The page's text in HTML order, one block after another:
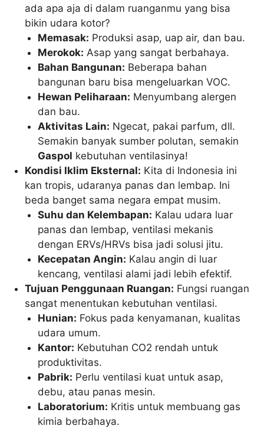
ada apa aja di dalam ruanganmu yang bisa
bikin udara kotor?
Memasak: Produksi asap, uap air, dan bau.
Merokok: Asap yang sangat berbahaya.
Bahan Bangunan: Beberapa bahan
bangunan baru bisa mengeluarkan VOC.
Hewan Peliharaan: Menyumbang alergen
dan bau.
Aktivitas Lain: Ngecat, pakai parfum, dll.
Semakin banyak sumber polutan, semakin
Gaspol kebutuhan ventilasinya!
Kondisi Iklim Eksternal: Kita di Indonesia ini
kan tropis, udaranya panas dan lembap. Ini
beda banget sama negara empat musim.
Suhu dan Kelembapan: Kalau udara luar
panas dan lembap, ventilasi mekanis
dengan ERVs/HRVs bisa jadi solusi jitu.
Kecepatan Angin: Kalau angin di luar
kencang, ventilasi alami jadi lebih efektif.
Tujuan Penggunaan Ruangan: Fungsi ruangan
sangat menentukan kebutuhan ventilasi.
Hunian: Fokus pada kenyamanan, kualitas
udara umum.
Kantor: Kebutuhan CO2 rendah untuk
produktivitas.
Pabrik: Perlu ventilasi kuat untuk asap,
debu, atau panas mesin.
Laboratorium: Kritis untuk membuang gas
kimia berbahaya.